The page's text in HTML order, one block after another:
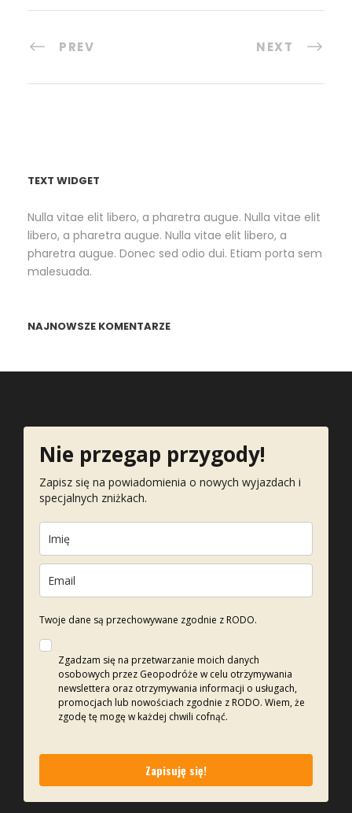
PREV NEXT
TEXT WIDGET
Nulla vitae elit libero, a pharetra augue. Nulla vitae elit
libero, a pharetra augue. Nulla vitae elit libero, a
pharetra augue. Donec sed odio dui. Etiam porta sem
malesuada.
NAJNOWSZE KOMENTARZE
Nie przegap przygody!
Zapisz się na powiadomienia o nowych wyjazdach i
specjalnych zniżkach.
Twoje dane są przechowywane zgodnie z RODO.
Zgadzam się na przetwarzanie moich danych
osobowych przez Geopodróże w celu otrzymywania
newslettera oraz otrzymywania informacji o usługach,
promocjach lub nowościach zgodnie z RODO. Wiem, że
zgodę tę mogę w każdej chwili cofnąć.
Zapisuję się!